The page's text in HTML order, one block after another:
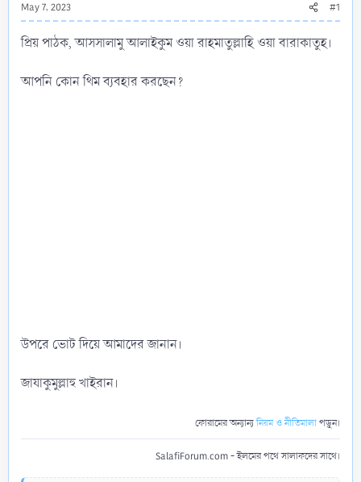
May 7, 2023 #1
প্রিয় পাঠক, আসসালামু আলাইকুম ওয়া রাহমাতুল্লাহি ওয়া বারাকাতুহ।
আপনি কোন থিম ব্যবহার করছেন?
উপরে ভোট দিয়ে আমাদের জানান।
জাযাকুমুল্লাহু খাইরান।
ফোরামের অন্যান্যনিয়ম ও নীতিমালাপড়ুন।
SalafiForum.com - ইলমের পথে সালাফদের সাথে।